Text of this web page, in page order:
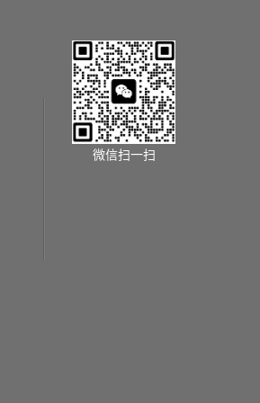
微信扫一扫